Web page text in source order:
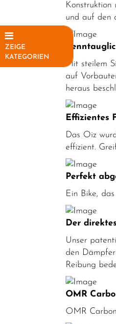
ZEIGE
KATEGORIEN
Elektrofahrräder
Mountainbikes
Jugendfahrräder
Konstruktion
und auf den
Mit steilem
auf
heraus
Effizientes
Das Oiz
effizient.
Perfekt
Ein Bike,
Der
Unser
den
Reibung
OMR
OMR